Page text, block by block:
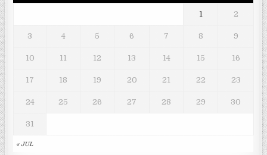
« JUL
1 2
3 4 5 6 7 8 9
10 11 12 13 14 15 16
17 18 19 20 21 22 23
24 25 26 27 28 29 30
31